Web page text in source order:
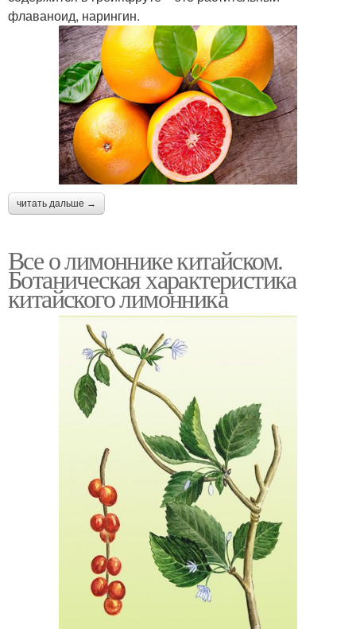
флаваноид, нарингин.
читать дальше →
Все о лимоннике китайском.
Ботаническая характеристика
китайского лимонника